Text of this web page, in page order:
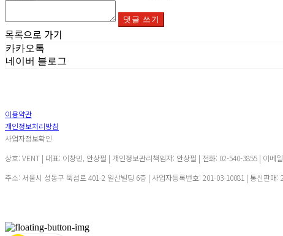
댓글 쓰기
목록으로 가기
카카오톡
네이버 블로그
이용약관
개인정보처리방침
사업자정보확인
상호: VENT | 대표: 이창민, 안상필 | 개인정보관리책임자: 안상필 | 전화: 02-540-3855 | 이메
주소: 서울시 성동구 뚝섬로 401-2 일산빌딩 6층 | 사업자등록번호: 201-03-10081 | 통신판매: